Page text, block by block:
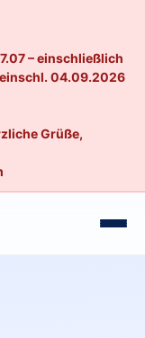
– einschließlich
04.09.2026
Grüße,